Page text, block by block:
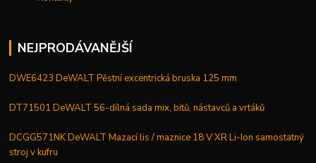
NEJPRODÁVANĚJŠÍ
DWE6423 DeWALT Pěstní excentrická bruska 125 mm
DT71501 DeWALT 56-dílná sada mix, bitů, nástavců a vrtáků
DCGG571NK DeWALT Mazací lis / maznice 18 V XR Li-Ion samostatný
stroj v kufru